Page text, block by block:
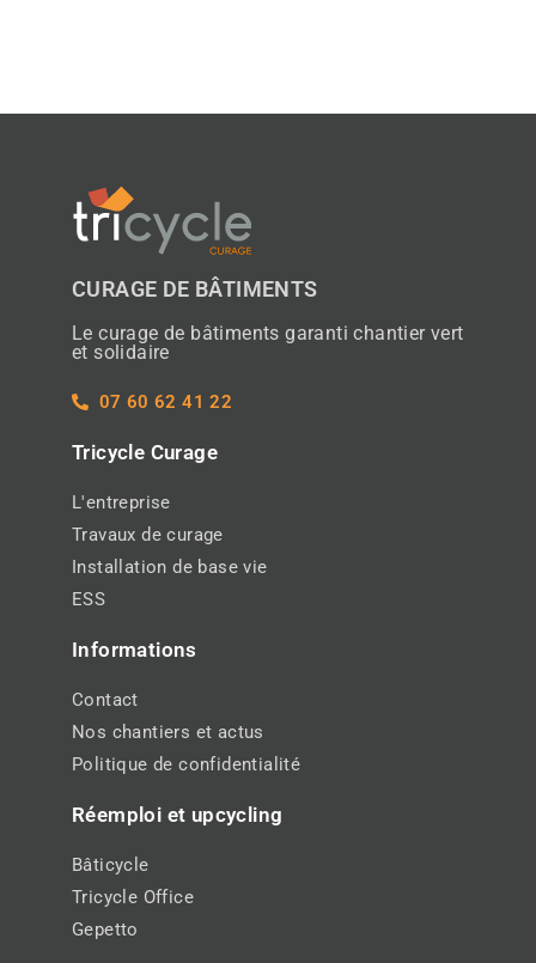
CURAGE DE BÂTIMENTS
Le curage de bâtiments garanti chantier vert
et solidaire
07 60 62 41 22
Tricycle Curage
L'entreprise
Travaux de curage
Installation de base vie
ESS
Informations
Contact
Nos chantiers et actus
Politique de confidentialité
Réemploi et upcycling
Bâticycle
Tricycle Office
Gepetto